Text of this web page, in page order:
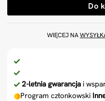
Do
WIĘCEJ NA
2-letnia gwarancja i
Program członkowski